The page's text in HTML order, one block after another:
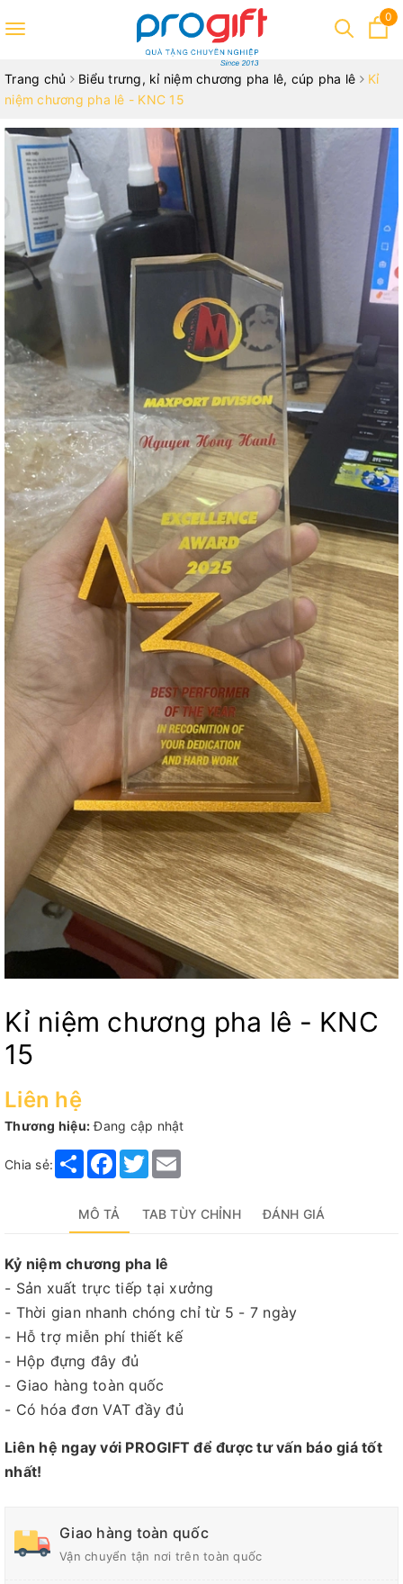
Toggle
0
Trang chủ Biểu trưng, kỉ niệm chương pha lê, cúp pha lê
Kỉ
niệm chương pha lê - KNC 15
Kỉ niệm chương pha lê - KNC
15
Liên hệ
Thương hiệu: Đang cập nhật
Chia sẻ: Share Facebook
Twitter
MÔ TẢ TAB TÙY CHỈNH ĐÁNH GIÁ
Kỷ niệm chương pha lê
- Sản xuất trực tiếp tại xưởng
- Thời gian nhanh chóng chỉ từ 5 - 7 ngày
- Hỗ trợ miễn phí thiết kế
- Hộp đựng đây đủ
- Giao hàng toàn quốc
- Có hóa đơn VAT đầy đủ
Liên hệ ngay với PROGIFT để được tư vấn báo giá tốt
nhất!
Giao hàng toàn quốc
Vận chuyển tận nơi trên toàn quốc